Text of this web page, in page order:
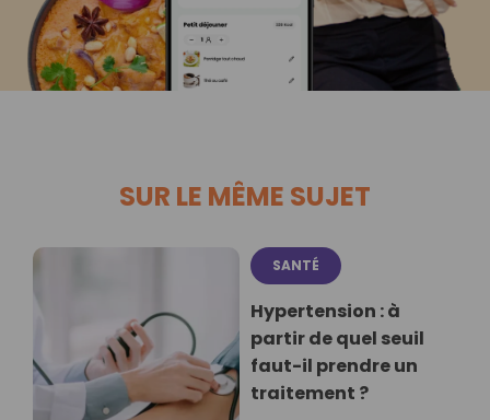
SUR LE MÊME SUJET
SANTÉ
Hypertension : à
partir de quel seuil
faut-il prendre un
traitement ?